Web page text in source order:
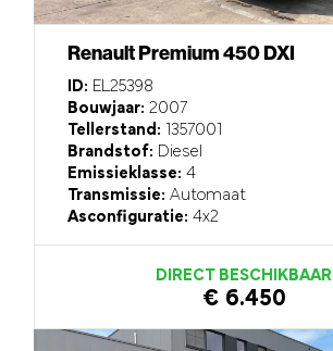
Renault Premium 450 DXI
ID: EL25398
Bouwjaar: 2007
Tellerstand: 1357001
Brandstof: Diesel
Emissieklasse: 4
Transmissie: Automaat
Asconfiguratie: 4x2
DIRECT BESCHIKBAAR
€ 6.450